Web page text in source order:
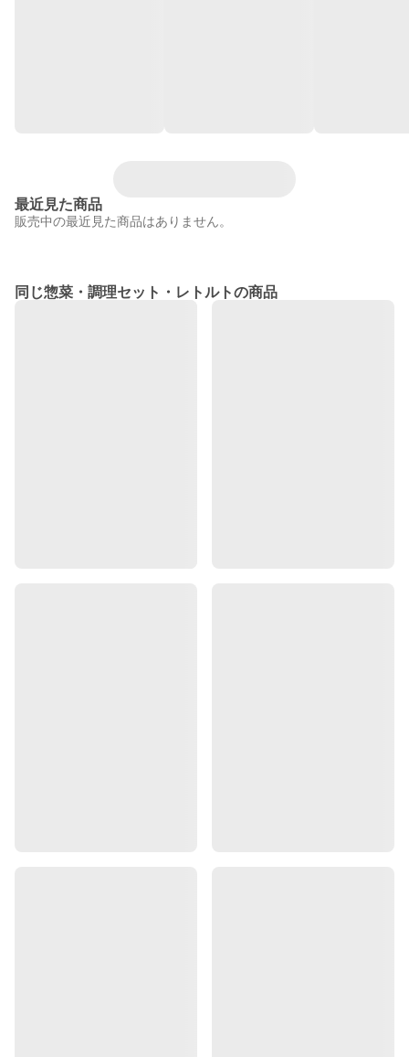
最近見た商品
販売中の最近見た商品はありません。
同じ惣菜・調理セット・レトルトの商品